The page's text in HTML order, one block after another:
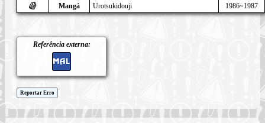
Mangá Urotsukidouji 1986~1987
Referência externa:
Reportar Erro